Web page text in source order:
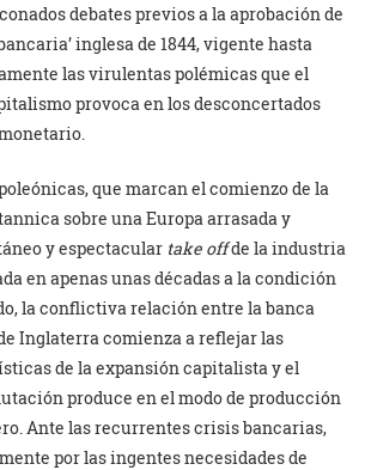
debates previos a la aprobación de
inglesa de 1844, vigente hasta
las virulentas polémicas que el
provoca en los desconcertados
que marcan el comienzo de la
sobre una Europa arrasada y
y espectacular take offde la industria
en apenas unas décadas a la condición
la conflictiva relación entre la banca
Inglaterra comienza a reflejar las
de la expansión capitalista y el
produce en el modo de producción
Ante las recurrentes crisis bancarias,
por las ingentes necesidades de